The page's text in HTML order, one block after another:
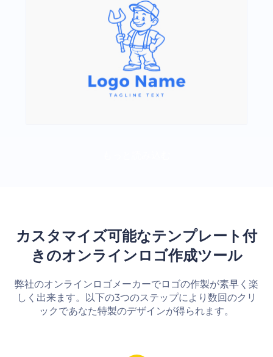
カスタマイズ可能なテンプレート付
きのオンラインロゴ作成ツール
弊社のオンラインロゴメーカーでロゴの作製が素早く楽
しく出来ます。以下の3つのステップにより数回のクリ
ックであなた特製のデザインが得られます。